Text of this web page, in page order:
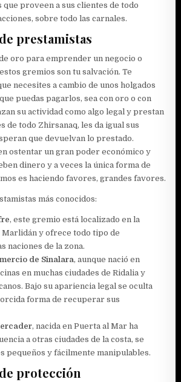
proveen a sus clientes de todo
sobre todo las carnales.
prestamistas
oro para emprender un negocio o
gremios son tu salvación. Te
necesites a cambio de unos holgados
puedas pagarlos, sea con oro o con
su actividad como algo legal y prestan
de todo Zhirsanaq, les da igual sus
que devuelvan lo prestado.
ostentar un gran poder económico y
dinero y a veces la única forma de
es haciendo favores, grandes favores.
más conocidos:
, este gremio está localizado en la
Marlidán y ofrece todo tipo de
naciones de la zona.
de Sinalara, aunque nació en
en muchas ciudades de Ridalia y
Bajo su apariencia legal se oculta
forma de recuperar sus
, nacida en Puerta al Mar ha
a otras ciudades de la costa, se
pequeños y fácilmente manipulables.
protección